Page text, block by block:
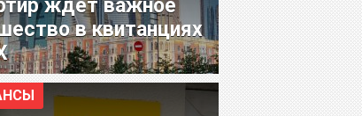
ждет важное
в квитанциях